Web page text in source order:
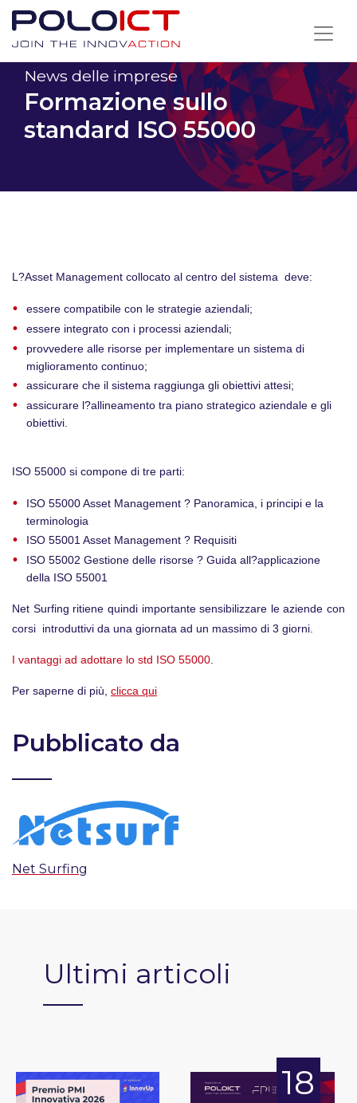
Skip
contentNews delle imprese
Formazione sullo
standard ISO 55000
L?Asset Management collocato al centro del sistema deve:
essere compatibile con le strategie aziendali;
essere integrato con i processi aziendali;
provvedere alle risorse per implementare un sistema di
miglioramento continuo;
assicurare che il sistema raggiunga gli obiettivi attesi;
assicurare l?allineamento tra piano strategico aziendale e gli
obiettivi.
ISO 55000 si compone di tre parti:
ISO 55000 Asset Management ? Panoramica, i principi e la
terminologia
ISO 55001 Asset Management ? Requisiti
ISO 55002 Gestione delle risorse ? Guida all?applicazione
della ISO 55001
Net Surfing ritiene quindi importante sensibilizzare le aziende con
corsi introduttivi da una giornata ad un massimo di 3 giorni.
I vantaggi ad adottare lo std ISO 55000
Per saperne di più, clicca qui
Pubblicato da
Net Surfing
Ultimi articoli
18